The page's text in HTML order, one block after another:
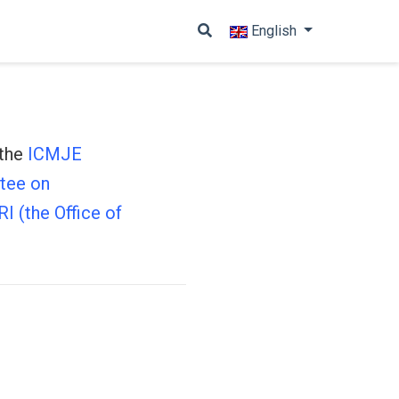
English
ICMJE
on
(the Office of